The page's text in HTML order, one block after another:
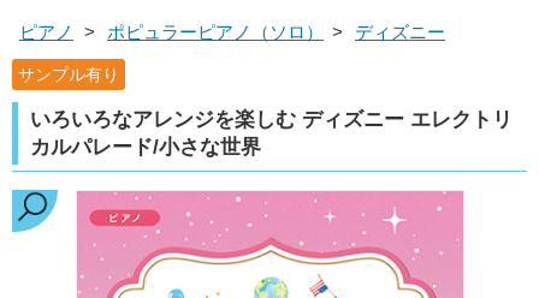
ピアノ > ポピュラーピアノ（ソロ） > ディズニー
サンプル有り
いろいろなアレンジを楽しむ ディズニー エレクトリ
カルパレード/小さな世界